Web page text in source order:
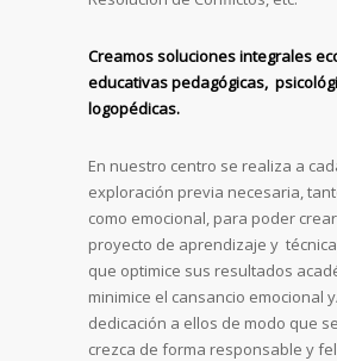
Creamos soluciones integrales
educativaspedagógicas,
logopédicas.
En nuestro centro se realiza a
exploración previa necesaria,
como emocional, para poder
proyecto de aprendizaje y
que optimice sus resultados
minimice el cansancio emocional
dedicación a ellos de modo que
crezca de forma responsable y